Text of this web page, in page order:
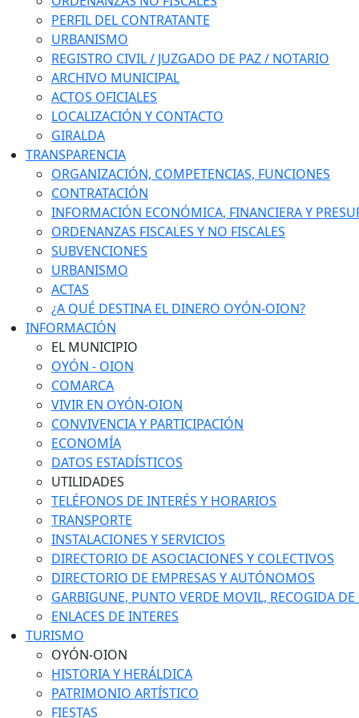
PERFIL DEL CONTRATANTE
URBANISMO
REGISTRO CIVIL / JUZGADO DE PAZ / NOTARIO
ARCHIVO MUNICIPAL
ACTOS OFICIALES
LOCALIZACIÓN Y CONTACTO
GIRALDA
TRANSPARENCIA
ORGANIZACIÓN, COMPETENCIAS, FUNCIONES
CONTRATACIÓN
INFORMACIÓN ECONÓMICA, FINANCIERA Y
ORDENANZAS FISCALES Y NO FISCALES
SUBVENCIONES
URBANISMO
ACTAS
¿A QUÉ DESTINA EL DINERO OYÓN-OION?
INFORMACIÓN
EL MUNICIPIO
OYÓN - OION
COMARCA
VIVIR EN OYÓN-OION
CONVIVENCIA Y PARTICIPACIÓN
ECONOMÍA
DATOS ESTADÍSTICOS
UTILIDADES
TELÉFONOS DE INTERÉS Y HORARIOS
TRANSPORTE
INSTALACIONES Y SERVICIOS
DIRECTORIO DE ASOCIACIONES Y COLECTIVOS
DIRECTORIO DE EMPRESAS Y AUTÓNOMOS
GARBIGUNE, PUNTO VERDE MOVIL, RECOGIDA DE
ENLACES DE INTERES
TURISMO
OYÓN-OION
HISTORIA Y HERÁLDICA
PATRIMONIO ARTÍSTICO
FIESTAS